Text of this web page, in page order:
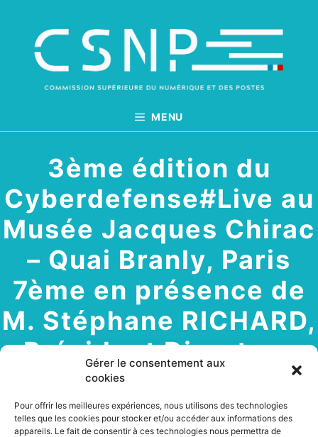
Gérer le consentement aux
cookies
Pour offrir les meilleures expériences, nous utilisons des technologies
telles que les cookies pour stocker et/ou accéder aux informations des
appareils. Le fait de consentir à ces technologies nous permettra de
contenu
MENU
3ème édition du
Cyberdefense#Live au
Musée Jacques Chirac
– Quai Branly, Paris
7ème en présence de
M. Stéphane RICHARD,
Président Directeur
Général du Groupe
ORANGE